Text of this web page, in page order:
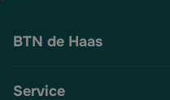
BTN de Haas
Service